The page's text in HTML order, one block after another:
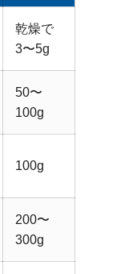
乾燥で
3〜5g
50〜
100g
100g
200〜
300g